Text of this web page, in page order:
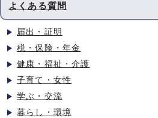
よくある質問
届出・証明
税・保険・年金
健康・福祉・介護
子育て・女性
学ぶ・交流
暮らし・環境